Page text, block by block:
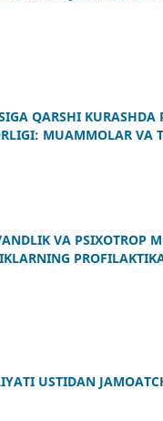
QARSHI KURASHDA
MUAMMOLAR VA
VA PSIXOTROP
USTIDAN